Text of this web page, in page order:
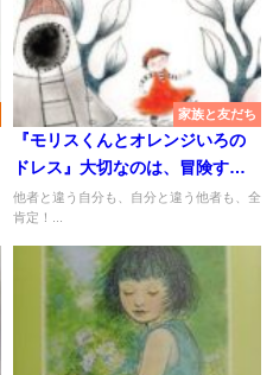
家族と友だち
『モリスくんとオレンジいろの
ドレス』大切なのは、冒険する
気持ちがあるかってこと
他者と違う自分も、自分と違う他者も、全
肯定！...